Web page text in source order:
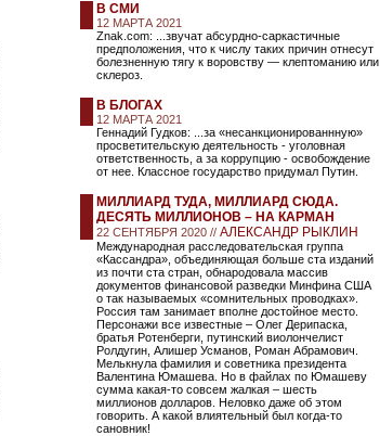
В СМИ
12 МАРТА 2021
Znak.com: ...звучат абсурдно-саркастичные
предположения, что к числу таких причин отнесут
болезненную тягу к воровству — клептоманию или
склероз.
В БЛОГАХ
12 МАРТА 2021
Геннадий Гудков: ...за «несанкционированнную»
просветительскую деятельность - уголовная
ответственность, а за коррупцию - освобождение
от нее. Классное государство придумал Путин.
МИЛЛИАРД ТУДА, МИЛЛИАРД СЮДА.
ДЕСЯТЬ МИЛЛИОНОВ – НА КАРМАН
22 СЕНТЯБРЯ 2020 // АЛЕКСАНДР РЫКЛИН
Международная расследовательская группа
«Кассандра», объединяющая больше ста изданий
из почти ста стран, обнародовала массив
документов финансовой разведки Минфина США
о так называемых «сомнительных проводках».
Россия там занимает вполне достойное место.
Персонажи все известные – Олег Дерипаска,
братья Ротенберги, путинский виолончелист
Ролдугин, Алишер Усманов, Роман Абрамович.
Мелькнула фамилия и советника президента
Валентина Юмашева. Но в файлах по Юмашеву
сумма какая-то совсем жалкая – шесть
миллионов долларов. Неловко даже об этом
говорить. А какой влиятельный был когда-то
сановник!